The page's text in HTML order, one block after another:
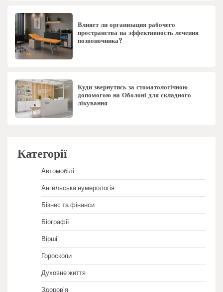
Влияет ли организация рабочего
пространства на эффективность лечения
позвоночника?
Куди звернутись за стоматологічною
допомогою на Оболоні для складного
лікування
Категорії
Автомобілі
Ангельська нумерологія
Бізнес та фінанси
Біографії
Вірші
Гороскопи
Духовне життя
Здоров'я